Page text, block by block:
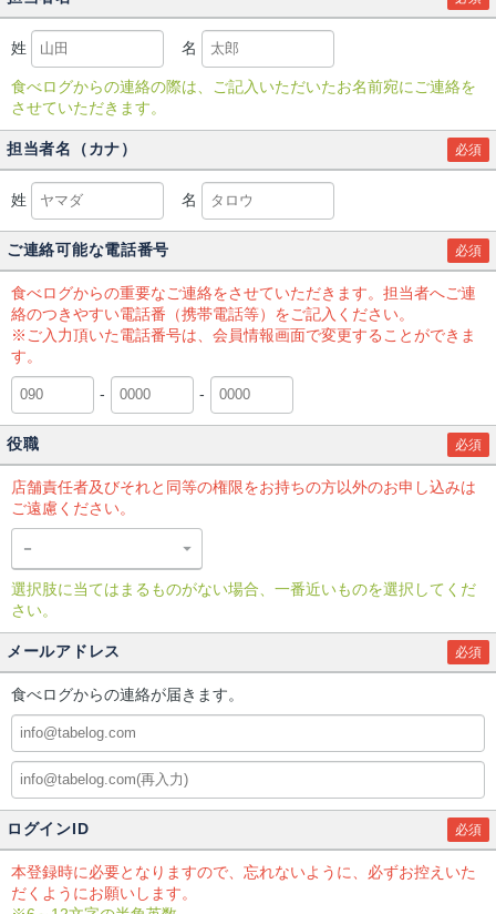
姓 名
食べログからの連絡の際は、ご記入いただいたお名前宛にご連絡を
させていただきます。
担当者名（カナ） 必須
姓 名
ご連絡可能な電話番号 必須
食べログからの重要なご連絡をさせていただきます。担当者へご連
絡のつきやすい電話番（携帯電話等）をご記入ください。
※ご入力頂いた電話番号は、会員情報画面で変更することができま
す。
- -
役職 必須
店舗責任者及びそれと同等の権限をお持ちの方以外のお申し込みは
ご遠慮ください。
選択肢に当てはまるものがない場合、一番近いものを選択してくだ
さい。
メールアドレス 必須
食べログからの連絡が届きます。
ログインID 必須
本登録時に必要となりますので、忘れないように、必ずお控えいた
だくようにお願いします。